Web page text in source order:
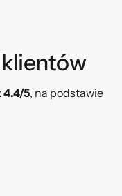
4.4/5, na podstawie